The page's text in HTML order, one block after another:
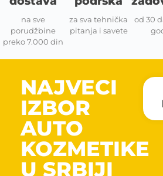
na sve
porudžbine
preko 7.000 din
za sva tehnička
pitanja i savete
od 30
NAJVECI
IZBOR
AUTO
KOZMETIKE
U SRBIJI